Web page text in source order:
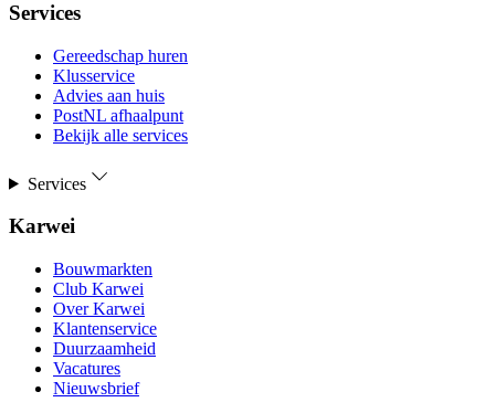
Services
Gereedschap huren
Klusservice
Advies aan huis
PostNL afhaalpunt
Bekijk alle services
Services
Karwei
Bouwmarkten
Club Karwei
Over Karwei
Klantenservice
Duurzaamheid
Vacatures
Nieuwsbrief